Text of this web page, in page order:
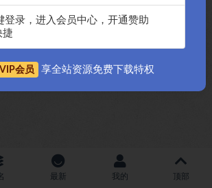
最新 我的 顶部
录，进入会员中心，开通赞助
捷
会员 享全站资源免费下载特权